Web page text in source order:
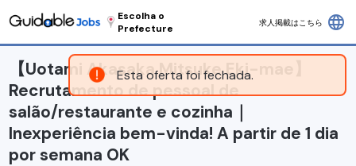
Esta oferta foi fechada.
Escolha o
Prefecture
求人掲載はこちら language
【Uotami Akasaka Mitsuke Eki-mae】
Recrutamento de pessoal de
salão/restaurante e cozinha｜
Inexperiência bem-vinda! A partir de 1 dia
por semana OK